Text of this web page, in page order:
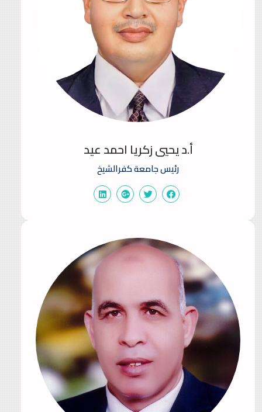
أ.د يحيي زكريا احمد عيد
رئيس جامعة كفرالشيخ